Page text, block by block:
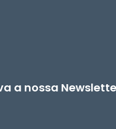
a nossa